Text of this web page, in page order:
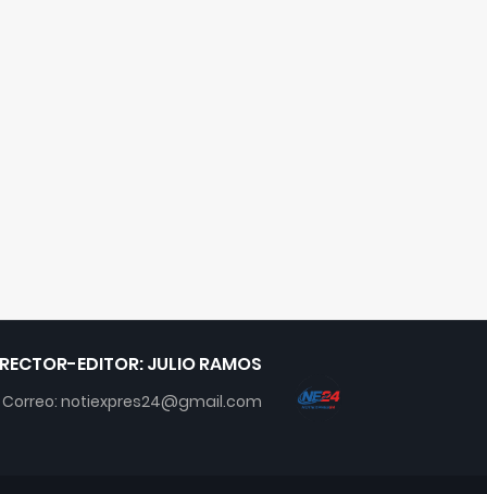
EDITOR: JULIO RAMOS
Correo: notiexpres24@gmail.com